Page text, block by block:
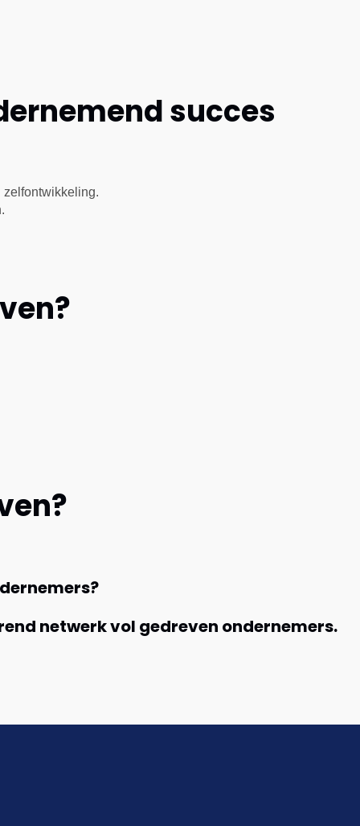
succes
zelfontwikkeling.
netwerk vol gedreven ondernemers.